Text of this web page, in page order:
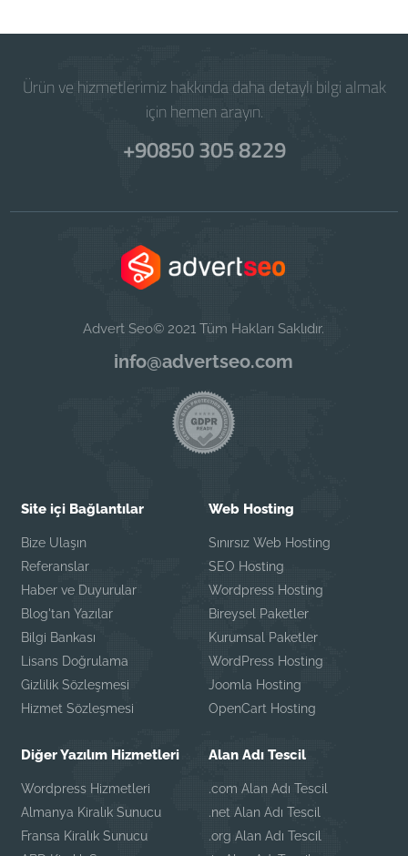
Ürün ve hizmetlerimiz hakkında daha detaylı bilgi almak
için hemen arayın.
+90850 305 8229
Advert Seo© 2021 Tüm Hakları Saklıdır.
info@advertseo.com
Site içi Bağlantılar
Bize Ulaşın
Referanslar
Haber ve Duyurular
Blog'tan Yazılar
Bilgi Bankası
Lisans Doğrulama
Gizlilik Sözleşmesi
Hizmet Sözleşmesi
Web Hosting
Sınırsız Web Hosting
SEO Hosting
Wordpress Hosting
Bireysel Paketler
Kurumsal Paketler
WordPress Hosting
Joomla Hosting
OpenCart Hosting
Diğer Yazılım Hizmetleri
Wordpress Hizmetleri
Almanya Kiralık Sunucu
Fransa Kiralık Sunucu
Alan Adı Tescil
.com Alan Adı Tescil
.net Alan Adı Tescil
.org Alan Adı Tescil